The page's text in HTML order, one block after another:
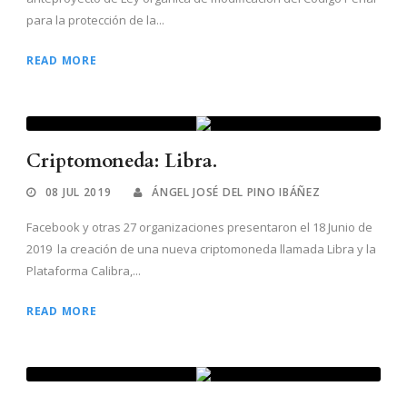
para la protección de la...
READ MORE
Criptomoneda: Libra.
08 JUL 2019 ÁNGEL JOSÉ DEL PINO IBÁÑEZ
Facebook y otras 27 organizaciones presentaron el 18 Junio de
2019 la creación de una nueva criptomoneda llamada Libra y la
Plataforma Calibra,...
READ MORE